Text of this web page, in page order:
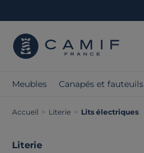
Meubles Canapés et fauteuils
Accueil > Literie > Lits électriques
Literie